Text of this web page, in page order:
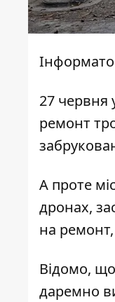
27 червня
ремонт
А проте
дронах,
на
Відомо,
даремно